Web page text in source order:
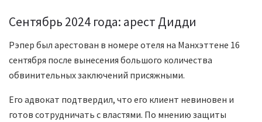
Сентябрь 2024 года: арест Дидди
Рэпер был арестован в номере отеля на Манхэттене 16
сентября после вынесения большого количества
обвинительных заключений присяжными.
Его адвокат подтвердил, что его клиент невиновен и
готов сотрудничать с властями. По мнению защиты